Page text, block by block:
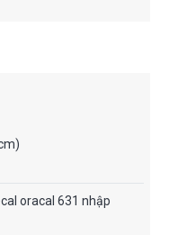
oracal 631 nhập